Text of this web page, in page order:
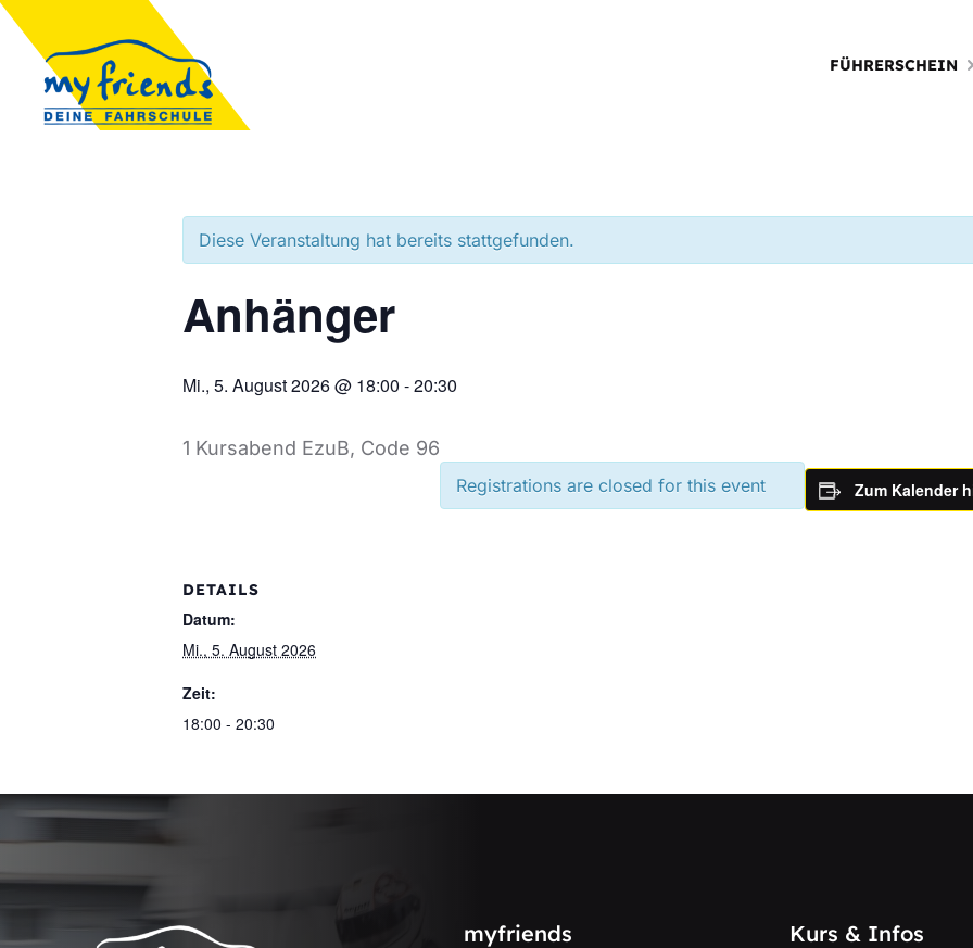
FÜHRERSCHEIN
Diese Veranstaltung hat bereits stattgefunden.
Anhänger
Mi., 5. August 2026 @ 18:00 -20:30
1 Kursabend EzuB, Code 96
Registrations are closed for this event Zum Kalender
DETAILS
Datum:
Mi., 5. August 2026
Zeit:
18:00 - 20:30
myfriends Kurs & Infos